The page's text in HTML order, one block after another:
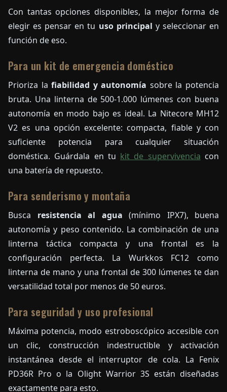
Con tantas opciones disponibles, la mejor forma de
elegir es pensar en tu uso principal y seleccionar en
función de eso.
Para un kit de emergencia doméstico
Prioriza lafiabilidad y autonomía sobre la potencia
bruta. Una linterna de 500-1.000 lúmenes con buena
autonomía en modo bajo es ideal. La Nitecore MH12
V2 es una opción excelente: compacta, fiable y con
suficiente potencia para cualquier situación
doméstica. Guárdala en tu kit de supervivencia con
una batería de repuesto.
Para senderismo y montaña
Busca resistencia al agua (mínimo IPX7), buena
autonomía y peso contenido. La combinación de una
linterna táctica compacta y una frontal es la
configuración perfecta. La Wurkkos FC12 como
linterna de mano y una frontal de 300 lúmenes te dan
versatilidad total por menos de 50 euros.
Para seguridad y uso profesional
Máxima potencia, modo estroboscópico accesible con
un clic, construcción indestructible y activación
instantánea desde el interruptor de cola. La Fenix
PD36R Pro o la Olight Warrior 3S están diseñadas
exactamente para esto.